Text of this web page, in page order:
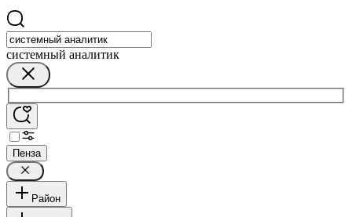
системный аналитик
Пенза
Район